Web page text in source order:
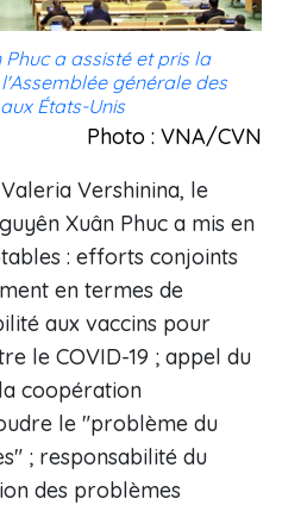
a assisté et pris la
générale des
États-Unis
Photo : VNA/CVN
Vershinina, le
Xuân Phuc a mis en
: efforts conjoints
en termes de
aux vaccins pour
le COVID-19 ; appel du
coopération
le "problème du
; responsabilité du
des problèmes